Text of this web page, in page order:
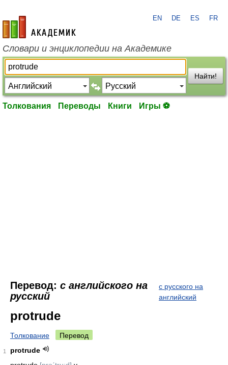
academic.ru
EN DE ES FR
Словари и энциклопедии на Академике
Найти!
Толкования Переводы Книги Игры ⚽
Перевод: с английского на
русский
с русского на
английский
protrude
Толкование Перевод
1
protrude